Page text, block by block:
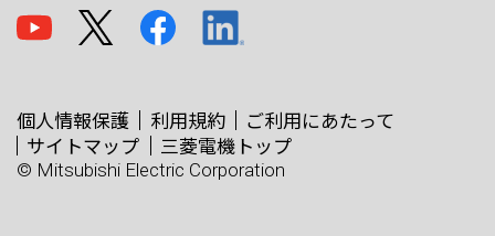
個人情報保護 利用規約
ご利用にあたって
サイトマップ
三菱電機トップ
© Mitsubishi Electric Corporation